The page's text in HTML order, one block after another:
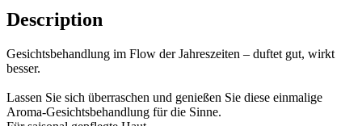
Description
Gesichtsbehandlung im Flow der Jahreszeiten – duftet gut, wirkt
besser.
Lassen Sie sich überraschen und genießen Sie diese einmalige
Aroma-Gesichtsbehandlung für die Sinne.